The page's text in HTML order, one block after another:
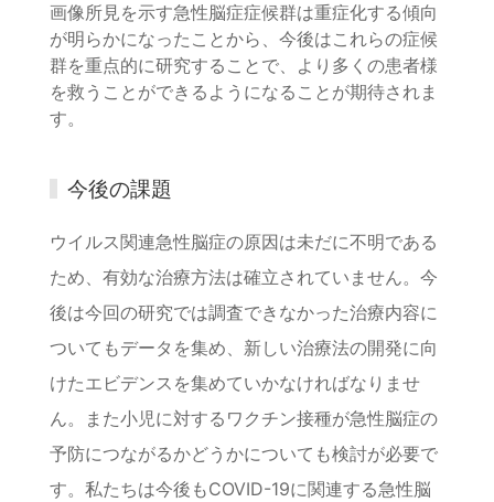
画像所見を示す急性脳症症候群は重症化する傾向
が明らかになったことから、今後はこれらの症候
群を重点的に研究することで、より多くの患者様
を救うことができるようになることが期待されま
す。
今後の課題
ウイルス関連急性脳症の原因は未だに不明である
ため、有効な治療方法は確立されていません。今
後は今回の研究では調査できなかった治療内容に
ついてもデータを集め、新しい治療法の開発に向
けたエビデンスを集めていかなければなりませ
ん。また小児に対するワクチン接種が急性脳症の
予防につながるかどうかについても検討が必要で
す。私たちは今後もCOVID-19に関連する急性脳